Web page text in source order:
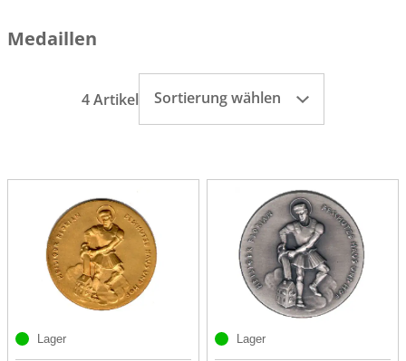
Medaillen
4 Artikel Sortierung wählen
Lager Lager